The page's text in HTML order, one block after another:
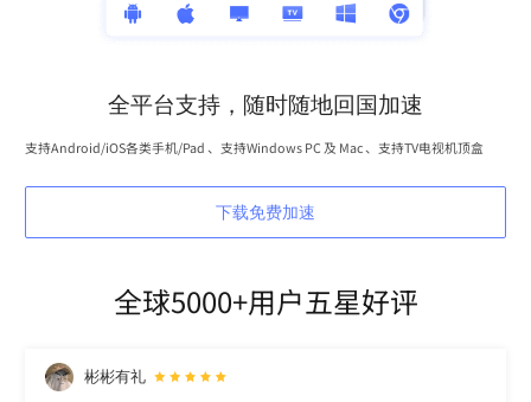
全平台支持，随时随地回国加速
支持Android/iOS各类手机/Pad 、支持Windows PC 及 Mac 、支持TV电视机顶盒
下载免费加速
全球5000+用户五星好评
彬彬有礼